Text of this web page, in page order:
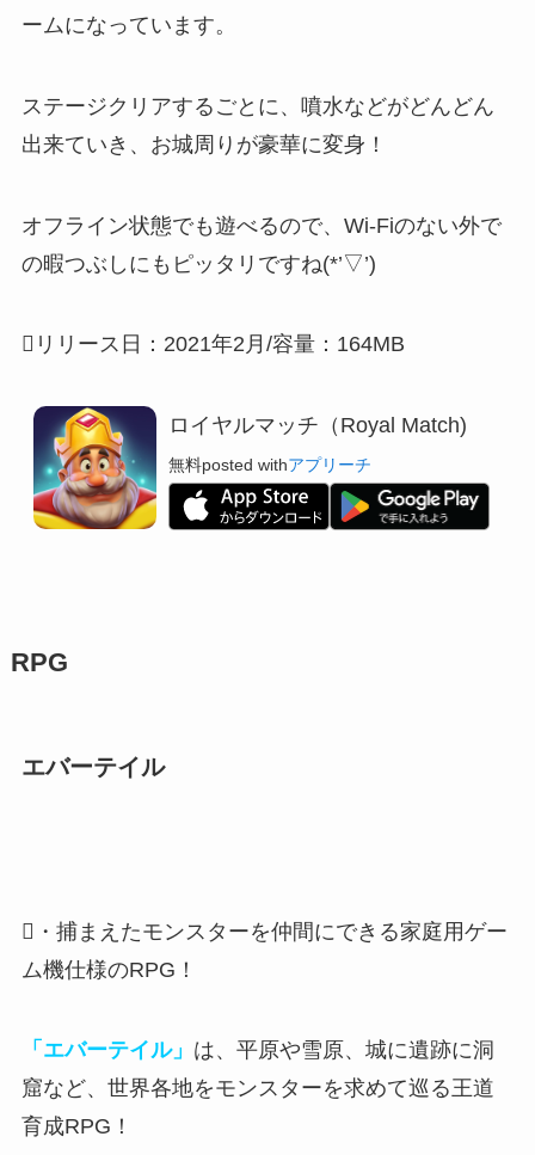
ームになっています。
ステージクリアするごとに、噴水などがどんどん
出来ていき、お城周りが豪華に変身！
オフライン状態でも遊べるので、Wi-Fiのない外で
の暇つぶしにもピッタリですね(*’▽’)
リリース日：2021年2月/容量：164MB
ロイヤルマッチ（Royal Match)
無料posted withアプリーチ
RPG
エバーテイル
・捕まえたモンスターを仲間にできる家庭用ゲー
ム機仕様のRPG！
「エバーテイル」 は、平原や雪原、城に遺跡に洞
窟など、世界各地をモンスターを求めて巡る王道
育成RPG！